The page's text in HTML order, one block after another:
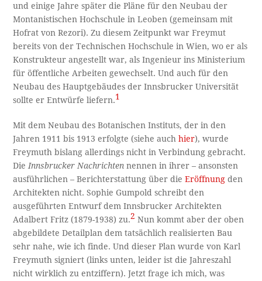
und einige Jahre später die Pläne für den Neubau der
Montanistischen Hochschule in Leoben (gemeinsam mit
Hofrat von Rezori). Zu diesem Zeitpunkt war Freymut
bereits von der Technischen Hochschule in Wien, wo er als
Konstrukteur angestellt war, als Ingenieur ins Ministerium
für öffentliche Arbeiten gewechselt. Und auch für den
Neubau des Hauptgebäudes der Innsbrucker Universität
sollte er Entwürfe liefern.1
Mit dem Neubau des Botanischen Instituts, der in den
Jahren 1911 bis 1913 erfolgte (siehe auchhier), wurde
Freymuth bislang allerdings nicht in Verbindung gebracht.
Die Innsbrucker Nachrichtennennen in ihrer – ansonsten
ausführlichen – Berichterstattung über dieEröffnung den
Architekten nicht. Sophie Gumpold schreibt den
ausgeführten Entwurf dem Innsbrucker Architekten
Adalbert Fritz (1879-1938) zu.2 Nun kommt aber der oben
abgebildete Detailplan dem tatsächlich realisierten Bau
sehr nahe, wie ich finde. Und dieser Plan wurde von Karl
Freymuth signiert (links unten, leider ist die Jahreszahl
nicht wirklich zu entziffern). Jetzt frage ich mich, was